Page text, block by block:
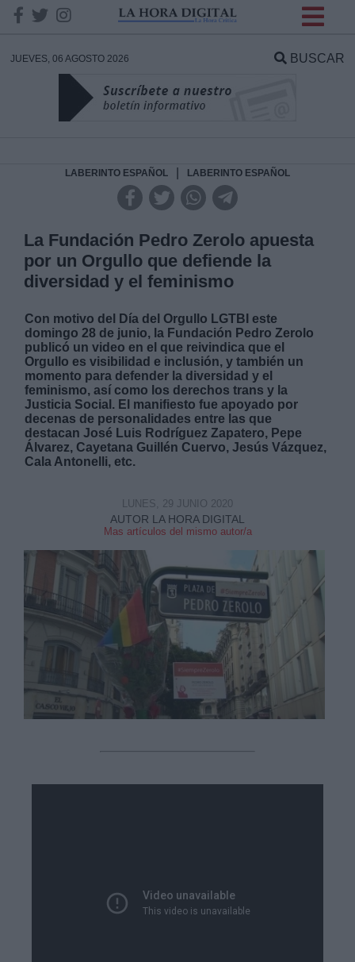
JUEVES, 06 AGOSTO 2026 BUSCAR
LABERINTO ESPAÑOL LABERINTO ESPAÑOL
La Fundación Pedro Zerolo apuesta
por un Orgullo que defiende la
diversidad y el feminismo
Con motivo del Día del Orgullo LGTBI este
domingo 28 de junio, la Fundación Pedro Zerolo
publicó un video en el que reivindica que el
Orgullo es visibilidad e inclusión, y también un
momento para defender la diversidad y el
feminismo, así como los derechos trans y la
Justicia Social. El manifiesto fue apoyado por
decenas de personalidades entre las que
destacan José Luis Rodríguez Zapatero, Pepe
Álvarez, Cayetana Guillén Cuervo, Jesús Vázquez,
Cala Antonelli, etc.
AUTOR LA HORA DIGITAL
Mas artículos del mismo autor/a
LUNES, 29 JUNIO 2020
DATOS
Responsable:
Legitimación:
Destinatarios:
Derechos:
link
Información adicional